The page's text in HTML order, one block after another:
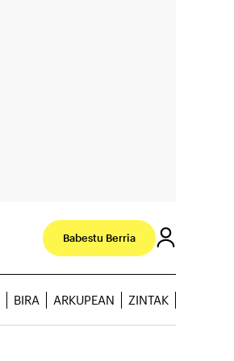
Babestu Berria
BIRA ARKUPEAN ZINTAK